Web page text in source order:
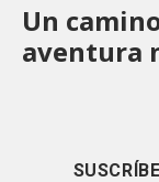
Un
aventura